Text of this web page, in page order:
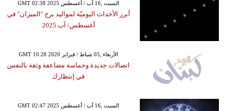
GMT 02:38 2025 السبت ,16 آب / أغسطس
أبرز الأحداث اليوميّة لمواليد برج "الميزان" في
أغسطس/ آب 2025
GMT 10:28 2020 الأربعاء ,05 شباط / فبراير
اتصالات جديدة وحماسة مضاعفة وثقة بالنفس
في إنتظارك
GMT 02:47 2025 السبت ,16 آب / أغسطس